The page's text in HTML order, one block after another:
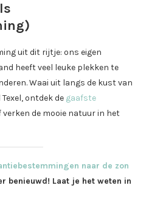
uit dit rijtje: ons eigen
heeft veel leuke plekken te
Waai uit langs de kust van
ontdek de gaafste
verken de mooie natuur in het
naar de zon
benieuwd! Laat je het weten in